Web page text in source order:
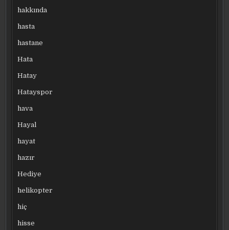
hakkında
hasta
hastane
Hata
Hatay
Hatayspor
hava
Hayal
hayat
hazır
Hediye
helikopter
hiç
hisse